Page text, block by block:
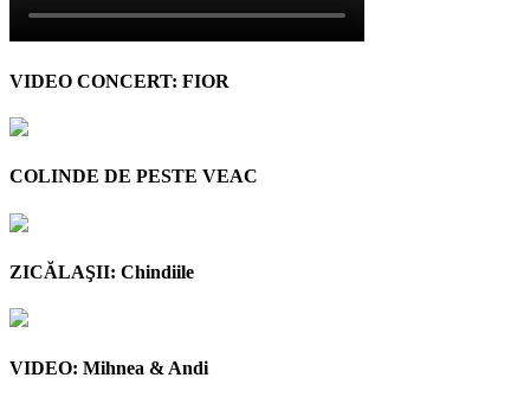
VIDEO CONCERT: FIOR
COLINDE DE PESTE VEAC
ZICĂLAŞII: Chindiile
VIDEO: Mihnea & Andi